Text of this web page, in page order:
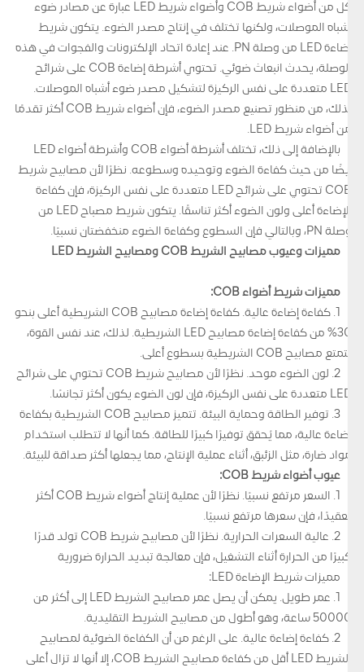
كل من أضواء شريط COB وأضواء شريط LED عبارة عن مصادر ضوء
أشباه الموصلات، ولكنها تختلف في إنتاج مصدر الضوء. يتكون شريط
إضاءة LED من وصلة PN. عند إعادة اتحاد الإلكترونات والفجوات في هذه
الوصلة، يحدث انبعاث ضوئي. تحتوي أشرطة إضاءة COB على شرائح
LED متعددة على نفس الركيزة لتشكيل مصدر ضوء أشباه الموصلات.
لذلك، من منظور تصنيع مصدر الضوء، فإن أضواء شريط COB أكثر تقدمًا
من أضواء شريط LED.
بالإضافة إلى ذلك، تختلف أشرطة أضواء COB وأشرطة أضواء LED
أيضًا من حيث كفاءة الضوء وتوحيده وسطوعه. نظرًا لأن مصابيح شريط
COB تحتوي على شرائح LED متعددة على نفس الركيزة، فإن كفاءة
الإضاءة أعلى ولون الضوء أكثر تناسقًا. يتكون شريط مصباح LED من
وصلة PN، وبالتالي فإن السطوع وكفاءة الضوء منخفضتان نسبيًا.
مميزات وعيوب مصابيح الشريط COB ومصابيح الشريط LED
مميزات شريط أضواء COB:
1. كفاءة إضاءة عالية. كفاءة إضاءة مصابيح COB الشريطية أعلى بنحو
30% من كفاءة إضاءة مصابيح LED الشريطية. لذلك، عند نفس القوة،
تتمتع مصابيح COB الشريطية بسطوع أعلى.
2. لون الضوء موحد. نظرًا لأن مصابيح شريط COB تحتوي على شرائح
LED متعددة على نفس الركيزة، فإن لون الضوء يكون أكثر تجانسًا.
3. توفير الطاقة وحماية البيئة. تتميز مصابيح COB الشريطية بكفاءة
إضاءة عالية، مما يُحقق توفيرًا كبيرًا للطاقة. كما أنها لا تتطلب استخدام
مواد ضارة، مثل الزئبق، أثناء عملية الإنتاج، مما يجعلها أكثر صداقة للبيئة.
عيوب أضواء شريط COB:
1. السعر مرتفع نسبيًا. نظرًا لأن عملية إنتاج أضواء شريط COB أكثر
تعقيدًا، فإن سعرها مرتفع نسبيًا.
2. عالية السعرات الحرارية. نظرًا لأن مصابيح شريط COB تولد قدرًا
كبيرًا من الحرارة أثناء التشغيل، فإن معالجة تبديد الحرارة ضرورية
مميزات شريط الإضاءة LED:
1. عمر طويل. يمكن أن يصل عمر مصابيح الشريط LED إلى أكثر من
50000 ساعة، وهو أطول من مصابيح الشريط التقليدية.
2. كفاءة إضاءة عالية. على الرغم من أن الكفاءة الضوئية لمصابيح
الشريط LED أقل من كفاءة مصابيح الشريط COB، إلا أنها لا تزال أعلى